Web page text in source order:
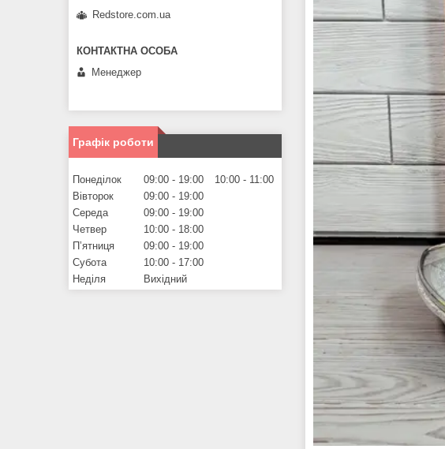
Redstore.com.ua
Менеджер
Графік роботи
Понеділок 09:00 19:00 10:00
11:00
Вівторок
09:00
19:00
Середа
09:00
19:00
Четвер
10:00
18:00
Пʼятниця
09:00
19:00
Субота
10:00
17:00
Неділя
Вихідний